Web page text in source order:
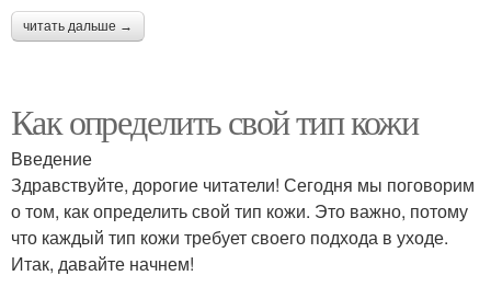
читать дальше →
Как определить свой тип кожи
Введение
Здравствуйте, дорогие читатели! Сегодня мы поговорим
о том, как определить свой тип кожи. Это важно, потому
что каждый тип кожи требует своего подхода в уходе.
Итак, давайте начнем!